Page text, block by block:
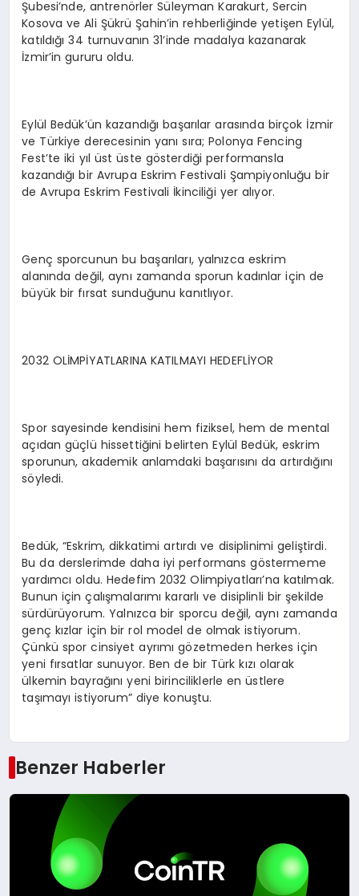
Şubesi’nde, antrenörler Süleyman Karakurt, Sercin
Kosova ve Ali Şükrü Şahin’in rehberliğinde yetişen Eylül,
katıldığı 34 turnuvanın 31’inde madalya kazanarak
İzmir’in gururu oldu.
Eylül Bedük’ün kazandığı başarılar arasında birçok İzmir
ve Türkiye derecesinin yanı sıra; Polonya Fencing
Fest’te iki yıl üst üste gösterdiği performansla
kazandığı bir Avrupa Eskrim Festivali Şampiyonluğu bir
de Avrupa Eskrim Festivali İkinciliği yer alıyor.
Genç sporcunun bu başarıları, yalnızca eskrim
alanında değil, aynı zamanda sporun kadınlar için de
büyük bir fırsat sunduğunu kanıtlıyor.
2032 OLİMPİYATLARINA KATILMAYI HEDEFLİYOR
Spor sayesinde kendisini hem fiziksel, hem de mental
açıdan güçlü hissettiğini belirten Eylül Bedük, eskrim
sporunun, akademik anlamdaki başarısını da artırdığını
söyledi.
Bedük, “Eskrim, dikkatimi artırdı ve disiplinimi geliştirdi.
Bu da derslerimde daha iyi performans göstermeme
yardımcı oldu. Hedefim 2032 Olimpiyatları’na katılmak.
Bunun için çalışmalarımı kararlı ve disiplinli bir şekilde
sürdürüyorum. Yalnızca bir sporcu değil, aynı zamanda
genç kızlar için bir rol model de olmak istiyorum.
Çünkü spor cinsiyet ayrımı gözetmeden herkes için
yeni fırsatlar sunuyor. Ben de bir Türk kızı olarak
ülkemin bayrağını yeni birinciliklerle en üstlere
taşımayı istiyorum” diye konuştu.
Benzer Haberler